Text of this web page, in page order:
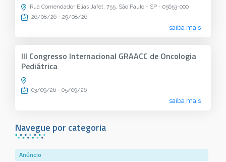
Navegue por categoria
Anúncio
Rua Comendador Elias Jafet, 755, São Paulo - SP - 05653-000
26/08/26 - 29/08/26
saiba mais
III Congresso Internacional GRAACC de Oncologia
Pediátrica
03/09/26 - 05/09/26
saiba mais